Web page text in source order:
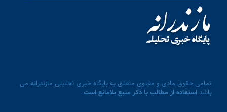
تمامی حقوق مادی و معنوی متعلق به پایگاه خبری تحلیلی مازندرانه می
باشداستفاده از مطالب با ذکر منبع بلامانع است